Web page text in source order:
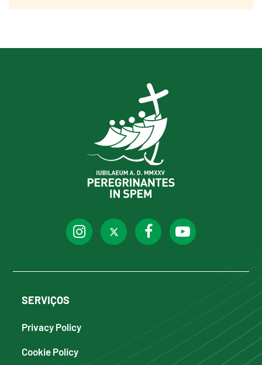
SERVIÇOS
Privacy Policy
Cookie Policy